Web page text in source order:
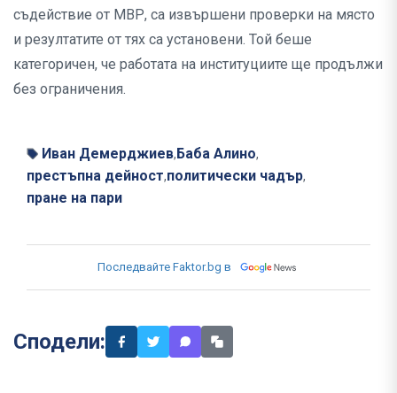
съдействие от МВР, са извършени проверки на място
и резултатите от тях са установени. Той беше
категоричен, че работата на институциите ще продължи
без ограничения.
Иван Демерджиев, Баба Алино,
престъпна дейност,политически чадър,
пране на пари
Последвайте Faktor.bg в
Сподели: